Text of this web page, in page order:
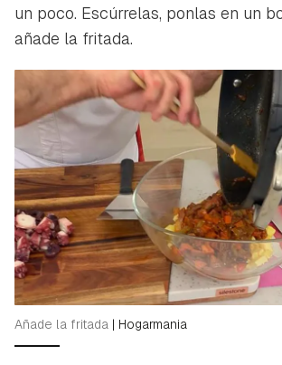
un poco. Escúrrelas, ponlas en un
añade la fritada.
Añade la fritada | Hogarmania